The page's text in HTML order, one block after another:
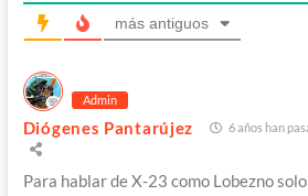
más antiguos
Admin
Diógenes Pantarújez 6 años han
Para hablar de X-23 como Lobezno